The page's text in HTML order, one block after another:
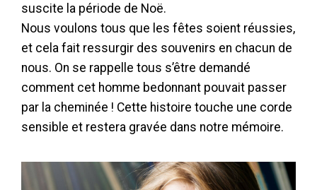
suscite la période de Noë.
Nous voulons tous que les fêtes soient réussies,
et cela fait ressurgir des souvenirs en chacun de
nous. On se rappelle tous s’être demandé
comment cet homme bedonnant pouvait passer
par la cheminée ! Cette histoire touche une corde
sensible et restera gravée dans notre mémoire.